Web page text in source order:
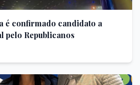
é confirmado candidato a
pelo Republicanos